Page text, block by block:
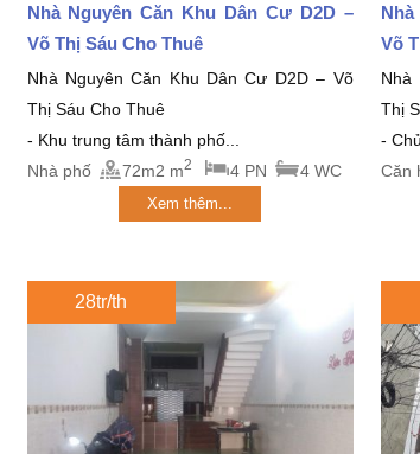
Nhà Nguyên Căn Khu Dân Cư D2D –
Võ Thị Sáu Cho Thuê
Nhà Nguyên Căn Khu Dân Cư D2D – Võ
Thị Sáu Cho Thuê
- Khu trung tâm thành phố...
Nhà phố
72m2 m2 4 PN 4 WC
Xem thêm...
Võ
Nhà
Thị
-
Căn
28tr/th